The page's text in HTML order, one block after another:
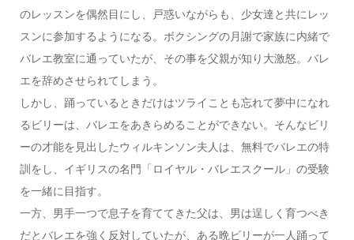
のレッスンを偶然目にし、戸惑いながらも、少女達と共にレッ
スンに参加するようになる。ボクシングの月謝で家族に内緒で
バレエ教室に通っていたが、その事を父親が知り大激怒。バレ
エを辞めさせられてしまう。
しかし、踊っているときだけはツライことも忘れて夢中になれ
るビリーは、バレエをあきらめることができない。そんなビリ
ーの才能を見出したウィルキンソン夫人は、無料でバレエの特
訓をし、イギリスの名門「ロイヤル・バレエスクール」の受験
を一緒に目指す。
一方、男手一つで息子を育ててきた父は、男は逞しく育つべき
だとバレエを強く反対していたが、ある晩ビリーが一人踊って